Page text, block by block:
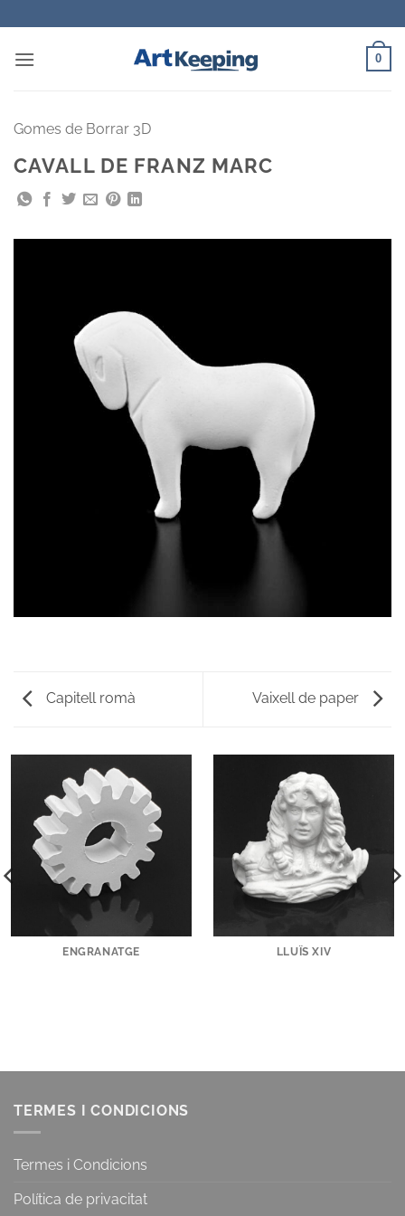
to
content
0
Gomes de Borrar 3D
CAVALL DE FRANZ MARC
Capitell romà Vaixell de paper
ENGRANATGE LLUÏS XIV
TERMES I CONDICIONS
Termes i Condicions
Política de privacitat